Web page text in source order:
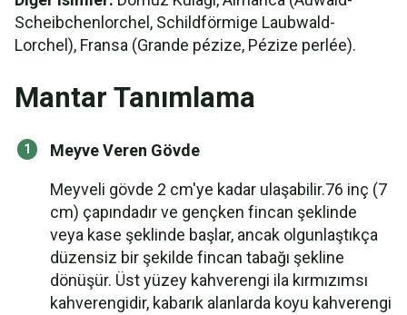
Scheibchenlorchel, Schildförmige Laubwald-
Lorchel), Fransa (Grande pézize, Pézize perlée).
Mantar Tanımlama
Meyve Veren Gövde
Meyveli gövde 2 cm'ye kadar ulaşabilir.76 inç (7
cm) çapındadır ve gençken fincan şeklinde
veya kase şeklinde başlar, ancak olgunlaştıkça
düzensiz bir şekilde fincan tabağı şekline
dönüşür. Üst yüzey kahverengi ila kırmızımsı
kahverengidir, kabarık alanlarda koyu kahverengi